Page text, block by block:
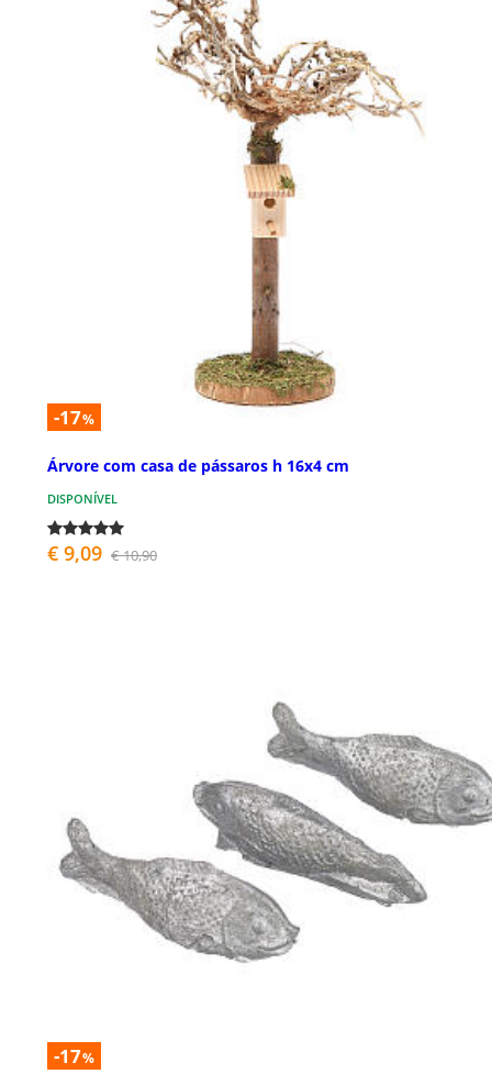
-17%
Árvore com casa de pássaros h 16x4 cm
DISPONÍVEL
€ 9,09 € 10,90
-17%